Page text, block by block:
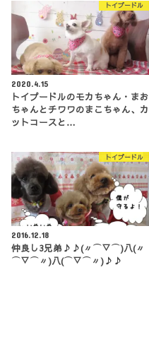
トイプードル
2020.4.15
トイプードルのモカちゃん・まお
ちゃんとチワワのまこちゃん、カ
ットコースと…
トイプードル
2016.12.18
仲良し3兄弟♪♪(〃⌒▽⌒)八(〃
⌒▽⌒〃)八(⌒▽⌒〃)♪♪